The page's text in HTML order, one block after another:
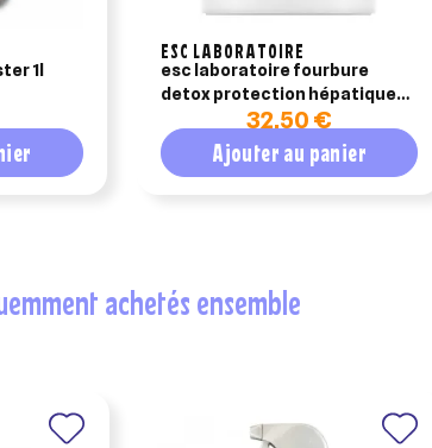
1l
ESC LABORATOIRE
esc laboratoire fourbure
detox protection hépatique
32,50 €
Ajouter au panier
achetés ensemble